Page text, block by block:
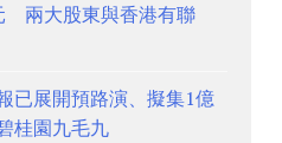
兩大股東與香港有聯
已展開預路演、擬集1億
桂園九毛九